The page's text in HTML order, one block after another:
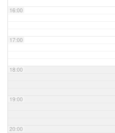
16:00
17:00
18:00
19:00
20:00